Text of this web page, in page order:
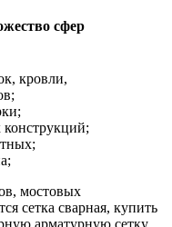
сфер
кровли,
конструкций;
мостовых
сетка сварная, купить
арматурную сетку